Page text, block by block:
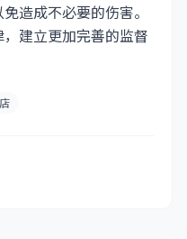
造成不必要的伤害。
建立更加完善的监督